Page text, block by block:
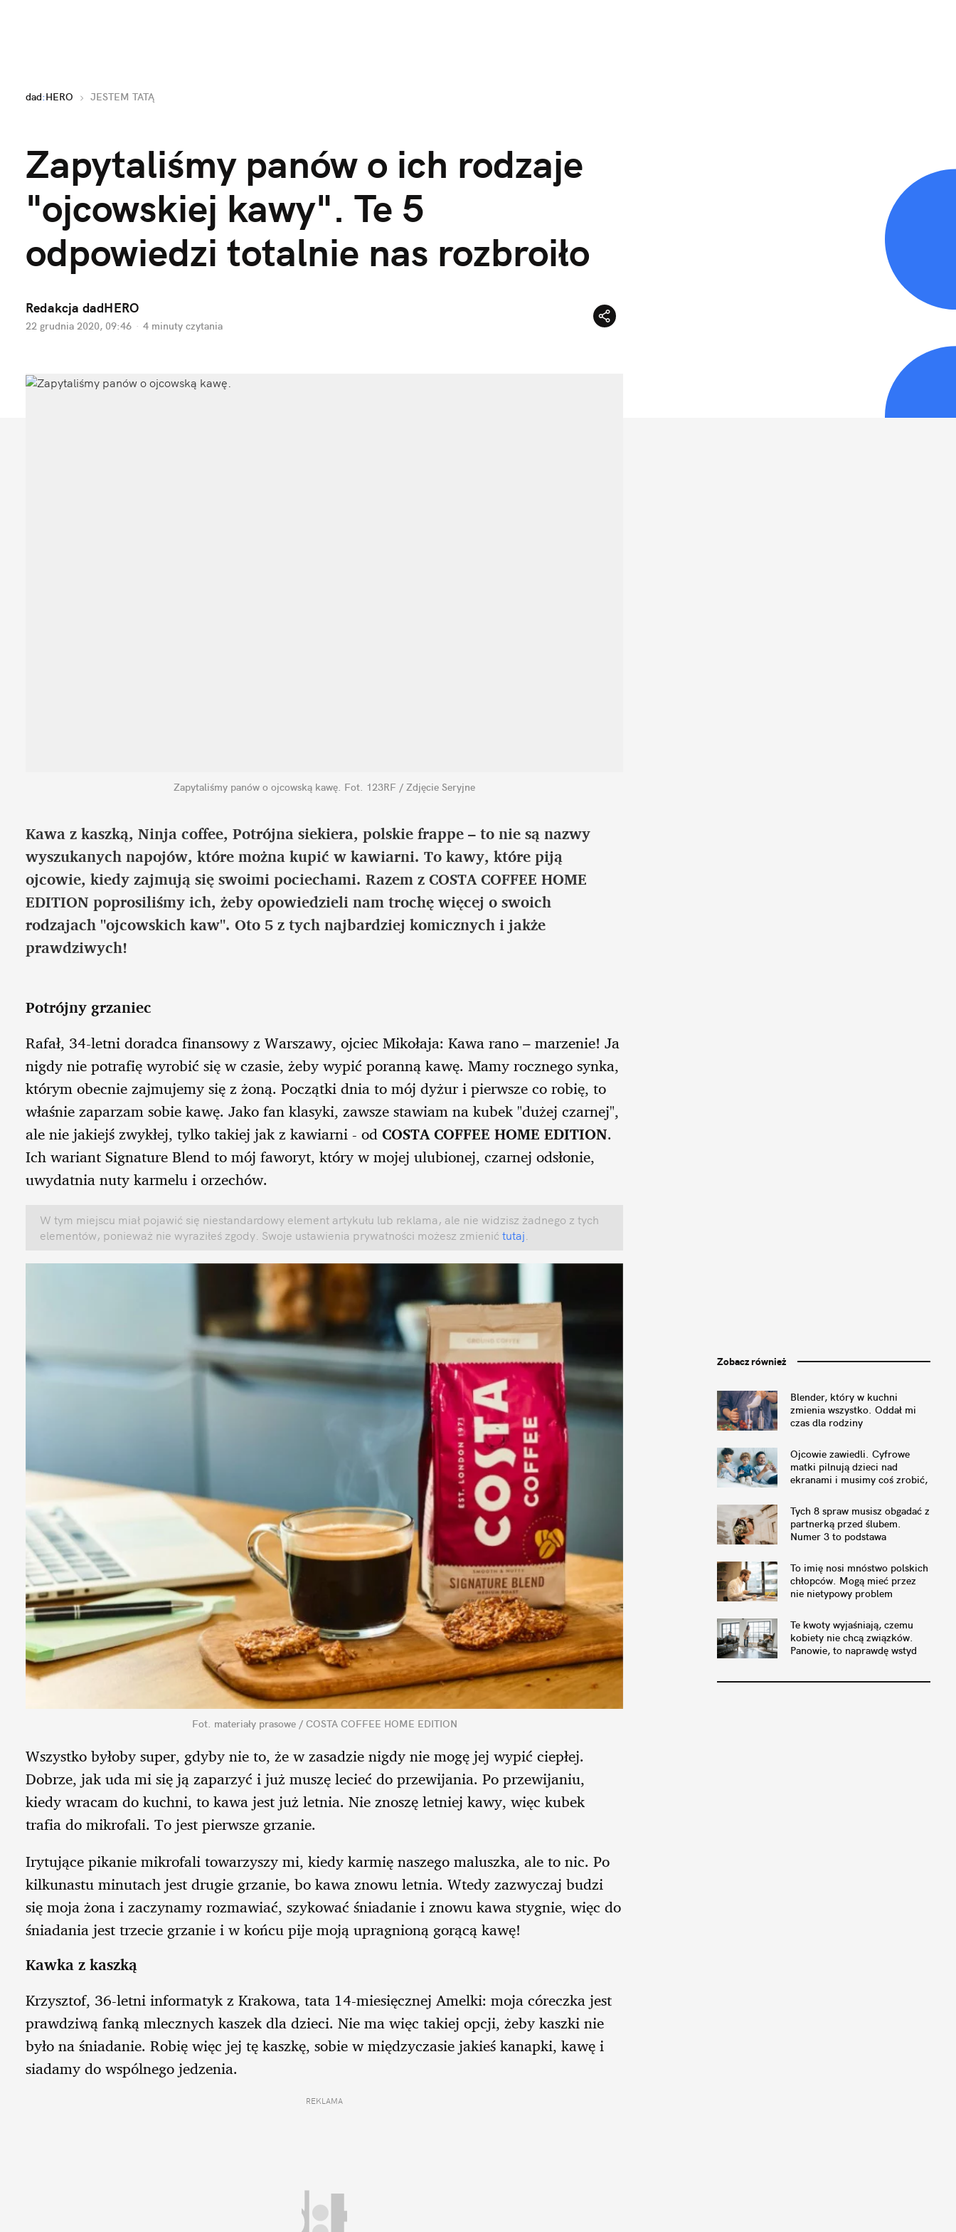
dad:HERO JESTEM TATĄ
Zapytaliśmy panów o ich rodzaje
"ojcowskiej kawy". Te 5
odpowiedzi totalnie nas rozbroiło
Redakcja dadHERO
22 grudnia 2020, 09:46 · 4 minuty czytania
Zapytaliśmy panów o ojcowską kawę. Fot. 123RF / Zdjęcie Seryjne
Kawa z kaszką, Ninja coffee, Potrójna siekiera, polskie frappe – to nie są nazwy
wyszukanych napojów, które można kupić w kawiarni. To kawy, które piją
ojcowie, kiedy zajmują się swoimi pociechami. Razem z COSTA COFFEE HOME
EDITION poprosiliśmy ich, żeby opowiedzieli nam trochę więcej o swoich
rodzajach "ojcowskich kaw". Oto 5 z tych najbardziej komicznych i jakże
prawdziwych!
Potrójny grzaniec
Rafał, 34-letni doradca finansowy z Warszawy, ojciec Mikołaja: Kawa rano – marzenie! Ja
nigdy nie potrafię wyrobić się w czasie, żeby wypić poranną kawę. Mamy rocznego synka,
którym obecnie zajmujemy się z żoną. Początki dnia to mój dyżur i pierwsze co robię, to
właśnie zaparzam sobie kawę. Jako fan klasyki, zawsze stawiam na kubek "dużej czarnej",
ale nie jakiejś zwykłej, tylko takiej jak z kawiarni - odCOSTA COFFEE HOME EDITION.
Ich wariant Signature Blend to mój faworyt, który w mojej ulubionej, czarnej odsłonie,
uwydatnia nuty karmelu i orzechów.
W tym miejscu miał pojawić się niestandardowy element artykułu lub reklama, ale nie widzisz żadnego z tych
elementów, ponieważ nie wyraziłeś zgody. Swoje ustawienia prywatności możesz zmienić tutaj
Fot. materiały prasowe / COSTA COFFEE HOME EDITION
Wszystko byłoby super, gdyby nie to, że w zasadzie nigdy nie mogę jej wypić ciepłej.
Dobrze, jak uda mi się ją zaparzyć i już muszę lecieć do przewijania. Po przewijaniu,
kiedy wracam do kuchni, to kawa jest już letnia. Nie znoszę letniej kawy, więc kubek
trafia do mikrofali. To jest pierwsze grzanie.
Irytujące pikanie mikrofali towarzyszy mi, kiedy karmię naszego maluszka, ale to nic. Po
kilkunastu minutach jest drugie grzanie, bo kawa znowu letnia. Wtedy zazwyczaj budzi
się moja żona i zaczynamy rozmawiać, szykować śniadanie i znowu kawa stygnie, więc do
śniadania jest trzecie grzanie i w końcu pije moją upragnioną gorącą kawę!
Kawka z kaszką
Krzysztof, 36-letni informatyk z Krakowa, tata 14-miesięcznej Amelki: moja córeczka jest
prawdziwą fanką mlecznych kaszek dla dzieci. Nie ma więc takiej opcji, żeby kaszki nie
było na śniadanie. Robię więc jej tę kaszkę, sobie w międzyczasie jakieś kanapki, kawę i
siadamy do wspólnego jedzenia.
REKLAMA
Zobacz również
Blender, który w kuchni
zmienia wszystko. Oddał mi
czas dla rodziny
Ojcowie zawiedli. Cyfrowe
matki pilnują dzieci nad
ekranami i musimy coś zrobić,
Tych 8 spraw musisz obgadać z
partnerką przed ślubem.
Numer 3 to podstawa
To imię nosi mnóstwo polskich
chłopców. Mogą mieć przez
nie nietypowy problem
Te kwoty wyjaśniają, czemu
kobiety nie chcą związków.
Panowie, to naprawdę wstyd